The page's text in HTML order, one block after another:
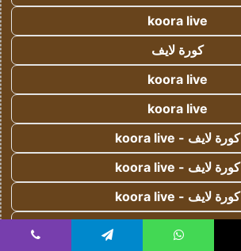
koora live
كورة لايف
koora live
koora live
كورة لايف - koora live
كورة لايف - koora live
كورة لايف - koora live
كورة لايف - koora live